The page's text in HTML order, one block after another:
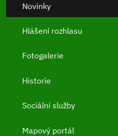
Novinky
Hlášení rozhlasu
Fotogalerie
Historie
Sociální služby
Mapový portál